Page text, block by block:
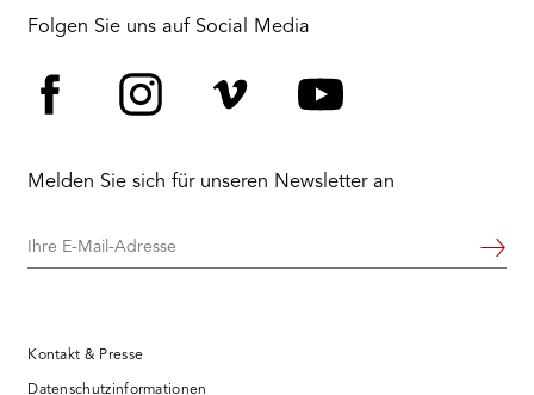
Folgen Sie uns auf Social Media
Melden Sie sich für unseren Newsletter an
Ihre
Weiter
Kontakt & Presse
Datenschutzinformationen